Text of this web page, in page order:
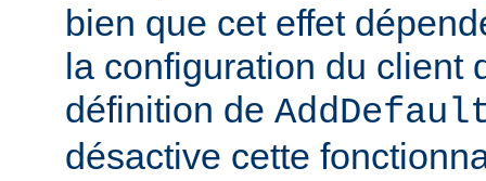
bien que cet effet
la configuration du client
définition de
désactive cette